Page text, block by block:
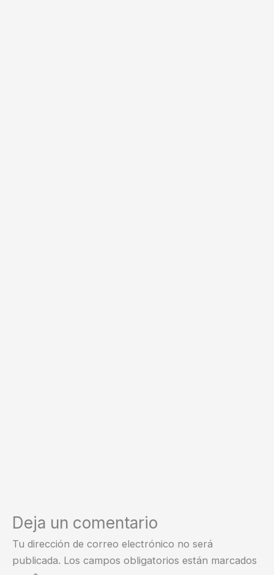
Deja un comentario
Tu dirección de correo electrónico no será
publicada. Los campos obligatorios están marcados